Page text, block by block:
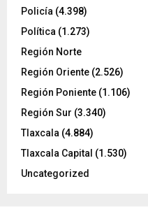
Policía (4.398)
Política (1.273)
Región Norte
Región Oriente (2.526)
Región Poniente (1.106)
Región Sur (3.340)
Tlaxcala (4.884)
Tlaxcala Capital (1.530)
Uncategorized